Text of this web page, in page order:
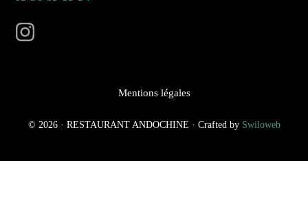
© 2026 · RESTAURANT ANDOCHINE · Crafted by Swiloweb
Mentions légales